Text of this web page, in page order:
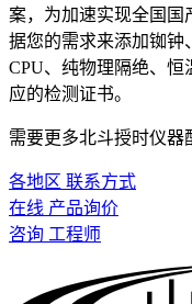
案，为加速实现全国国
据您的需求来添加铷钟
CPU、纯物理隔绝、恒
应的检测证书。
需要更多北斗授时仪器
各地区 联系方式
在线 产品询价
咨询 工程师